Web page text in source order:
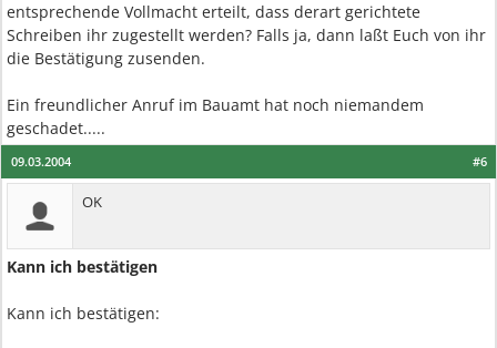
entsprechende Vollmacht erteilt, dass derart gerichtete
Schreiben ihr zugestellt werden? Falls ja, dann laßt Euch von ihr
die Bestätigung zusenden.
Ein freundlicher Anruf im Bauamt hat noch niemandem
geschadet.....
#6
09.03.2004
OK
Kann ich bestätigen
Kann ich bestätigen: